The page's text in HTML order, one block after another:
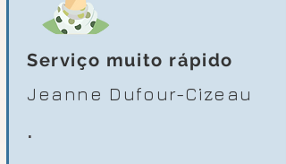
Serviço muito rápido
Jeanne Dufour-Cizeau
.